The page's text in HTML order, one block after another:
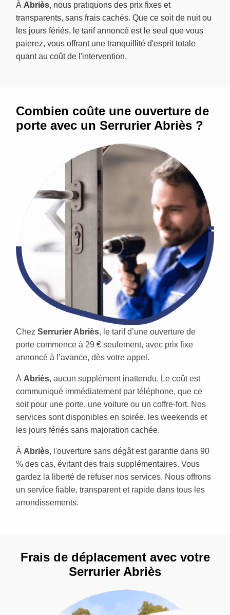
À Abriès, nous pratiquons des prix fixes et
transparents, sans frais cachés. Que ce soit de nuit ou
les jours fériés, le tarif annoncé est le seul que vous
paierez, vous offrant une tranquillité d'esprit totale
quant au coût de l'intervention.
Combien coûte une ouverture de
porte avec un Serrurier Abriès ?
Chez Serrurier Abriès, le tarif d’une ouverture de
porte commence à 29 € seulement, avec prix fixe
annoncé à l’avance, dès votre appel.
À Abriès, aucun supplément inattendu. Le coût est
communiqué immédiatement par téléphone, que ce
soit pour une porte, une voiture ou un coffre-fort. Nos
services sont disponibles en soirée, les weekends et
les jours fériés sans majoration cachée.
À Abriès, l'ouverture sans dégât est garantie dans 90
% des cas, évitant des frais supplémentaires. Vous
gardez la liberté de refuser nos services. Nous offrons
un service fiable, transparent et rapide dans tous les
arrondissements.
Frais de déplacement avec votre
Serrurier Abriès